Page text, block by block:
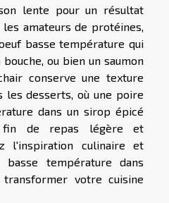
lente pour un résultat
amateurs de protéines,
basse température qui
ou bien un saumon
conserve une texture
les desserts, où une poire
dans un sirop épicé
fin de repas légère et
l'inspiration culinaire et
température dans
votre cuisine